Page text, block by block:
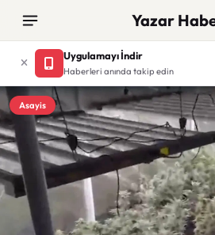
Yazar
Uygulamayı İndir
Haberleri anında takip edin
Asayis